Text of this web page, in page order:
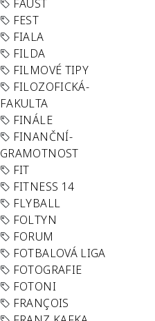
FAUST
FEST
FIALA
FILDA
FILMOVÉ TIPY
FILOZOFICKÁ-
FAKULTA
FINÁLE
FINANČNÍ-
GRAMOTNOST
FIT
FITNESS 14
FLYBALL
FOLTYN
FORUM
FOTBALOVÁ LIGA
FOTOGRAFIE
FOTONI
FRANÇOIS